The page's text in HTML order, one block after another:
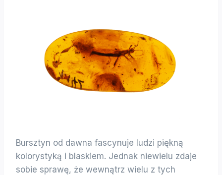
Bursztyn od dawna fascynuje ludzi piękną
kolorystyką i blaskiem. Jednak niewielu zdaje
sobie sprawę, że wewnątrz wielu z tych